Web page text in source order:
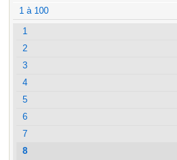
1 à 100
1
2
3
4
5
6
7
8